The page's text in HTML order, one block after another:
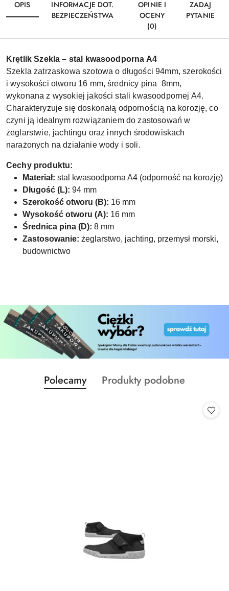
OPIS
INFORMACJE DOT.
BEZPIECZEŃSTWA
OPINIE I
OCENY
(0)
ZADAJ
PYTANIE
Krętlik Szekla – stal kwasoodporna A4
Szekla zatrzaskowa szotowa o długości 94mm, szerokości
i wysokości otworu 16 mm, średnicy pina 8mm,
wykonana z wysokiej jakości stali kwasoodpornej A4.
Charakteryzuje się doskonałą odpornością na korozję, co
czyni ją idealnym rozwiązaniem do zastosowań w
żeglarstwie, jachtingu oraz innych środowiskach
narażonych na działanie wody i soli.
Cechy produktu:
Materiał: stal kwasoodporna A4 (odporność na korozję)
Długość (L): 94 mm
Szerokość otworu (B): 16 mm
Wysokość otworu (A): 16 mm
Średnica pina (D): 8 mm
Zastosowanie: żeglarstwo, jachting, przemysł morski,
budownictwo
Pomiń karuzelę produktów
Produkty
o
Polecamy
Produkty
Produkty podobne